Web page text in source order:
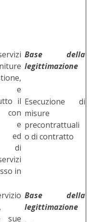
e
il
e
di
in
Base della
legittimazione
Esecuzione di
misure
precontrattuali
o di contratto
sue
Base della
legittimazione